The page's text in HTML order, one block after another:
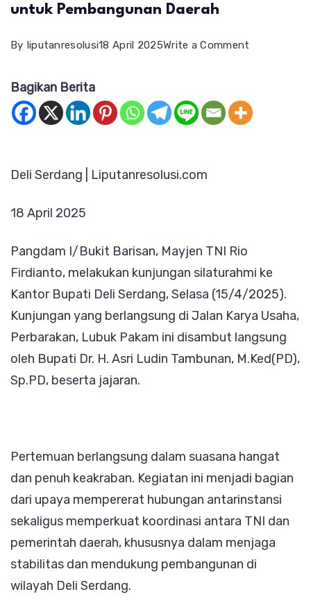
untuk Pembangunan Daerah
By liputanresolusi18 April 2025Write a Comment
Kunjungi
Daerah
Bagikan Berita
Deli Serdang | Liputanresolusi.com
18 April 2025
Pangdam I/Bukit Barisan, Mayjen TNI Rio
Firdianto, melakukan kunjungan silaturahmi ke
Kantor Bupati Deli Serdang, Selasa (15/4/2025).
Kunjungan yang berlangsung di Jalan Karya Usaha,
Perbarakan, Lubuk Pakam ini disambut langsung
oleh Bupati Dr. H. Asri Ludin Tambunan, M.Ked(PD),
Sp.PD, beserta jajaran.
Pertemuan berlangsung dalam suasana hangat
dan penuh keakraban. Kegiatan ini menjadi bagian
dari upaya mempererat hubungan antarinstansi
sekaligus memperkuat koordinasi antara TNI dan
pemerintah daerah, khususnya dalam menjaga
stabilitas dan mendukung pembangunan di
wilayah Deli Serdang.